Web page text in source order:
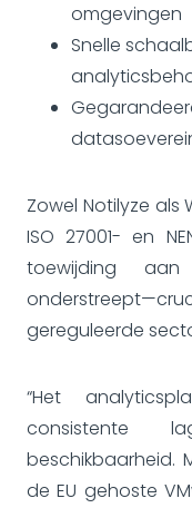
omgevingen
Snelle
Zowel Notilyze als
ISO 27001- en
toewijding
gereguleerde
“Het
consistente
beschikbaarheid.
de EU gehoste